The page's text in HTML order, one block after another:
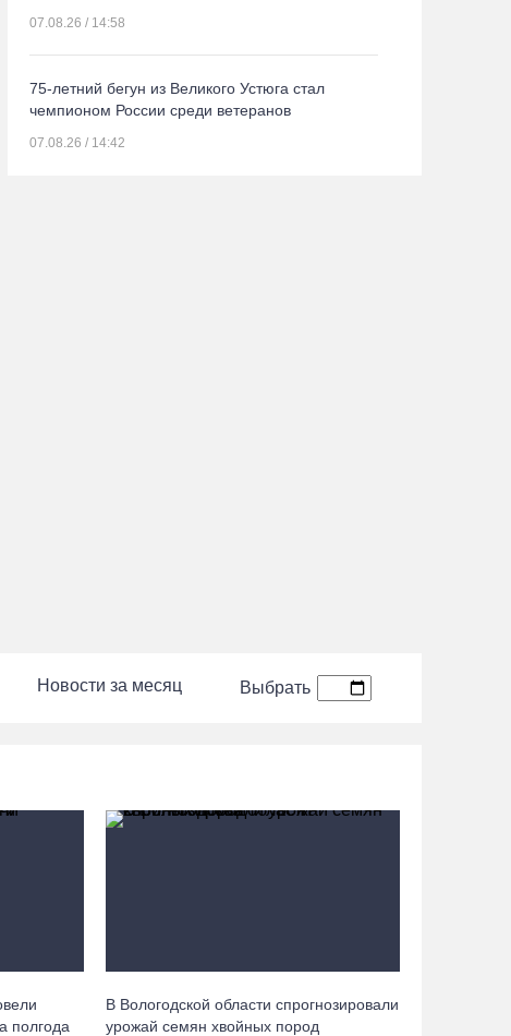
07.08.26 / 14:58
75-летний бегун из Великого Устюга стал
чемпионом России среди ветеранов
07.08.26 / 14:42
Речные трамвайчики будут бесплатно катать
и лишилась более полумиллиона рублей
07.08.26 / 12:32
Новости за месяц Выбрать
полгода
В Вологодской области спрогнозировали
урожай семян хвойных пород